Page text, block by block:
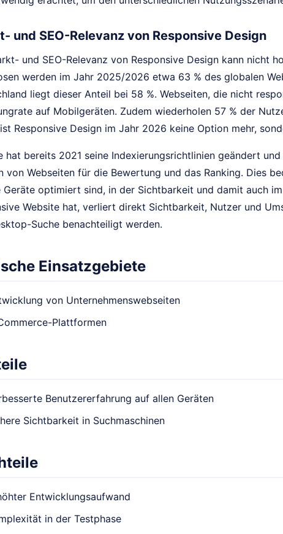
und SEO-Relevanz von Responsive Design
und SEO-Relevanz von Responsive Design kann nicht
werden im Jahr 2025/2026 etwa 63 % des globalen
liegt dieser Anteil bei 58 %. Webseiten, die nicht
auf Mobilgeräten. Zudem wiederholen 57 % der
Responsive Design im Jahr 2026 keine Option mehr,
hat bereits 2021 seine Indexierungsrichtlinien geändert
von Webseiten für die Bewertung und das Ranking. Dies
Geräte optimiert sind, in der Sichtbarkeit und damit auch
Website hat, verliert direkt Sichtbarkeit, Nutzer und
Suche benachteiligt werden.
Einsatzgebiete
von Unternehmenswebseiten
Plattformen
Benutzererfahrung auf allen Geräten
Sichtbarkeit in Suchmaschinen
Entwicklungsaufwand
in der Testphase